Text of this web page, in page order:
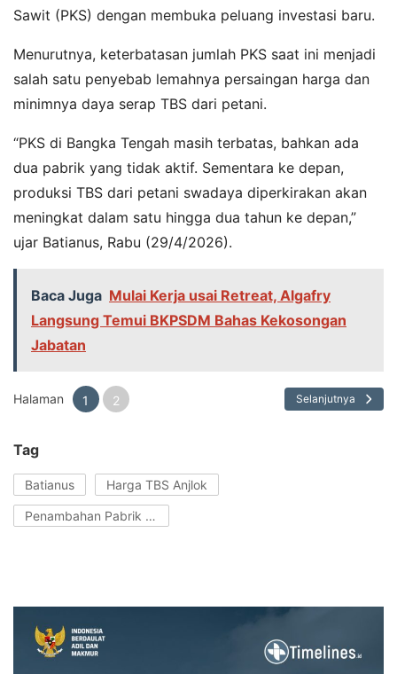
Sawit (PKS) dengan membuka peluang investasi baru.
Menurutnya, keterbatasan jumlah PKS saat ini menjadi
salah satu penyebab lemahnya persaingan harga dan
minimnya daya serap TBS dari petani.
“PKS di Bangka Tengah masih terbatas, bahkan ada
dua pabrik yang tidak aktif. Sementara ke depan,
produksi TBS dari petani swadaya diperkirakan akan
meningkat dalam satu hingga dua tahun ke depan,”
ujar Batianus, Rabu (29/4/2026).
Baca Juga Mulai Kerja usai Retreat, Algafry
Langsung Temui BKPSDM Bahas Kekosongan
Jabatan
Halaman 1 2 Selanjutnya
Tag
Batianus Harga TBS Anjlok
Penambahan Pabrik Sawit